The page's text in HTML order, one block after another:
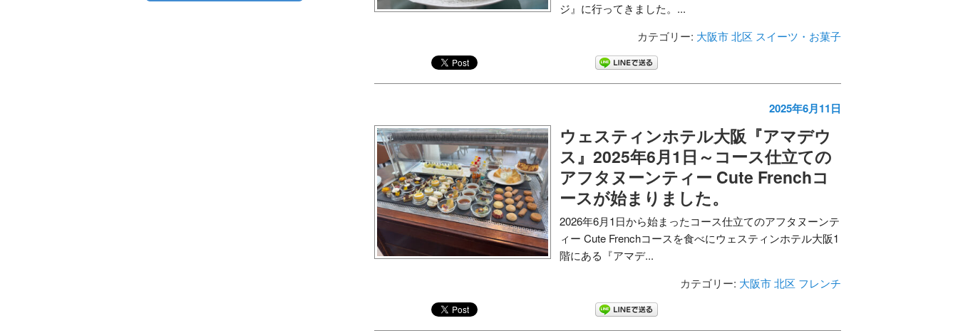
ジ』に行ってきました。...
カテゴリー: 大阪市 北区 スイーツ・お菓子
2025年6月11日
ウェスティンホテル大阪『アマデウ
ス』2025年6月1日～コース仕立ての
アフタヌーンティー Cute Frenchコ
ースが始まりました。
2026年6月1日から始まったコース仕立てのアフタヌーンテ
ィー Cute Frenchコースを食べにウェスティンホテル大阪1
階にある『アマデ...
カテゴリー: 大阪市 北区 フレンチ